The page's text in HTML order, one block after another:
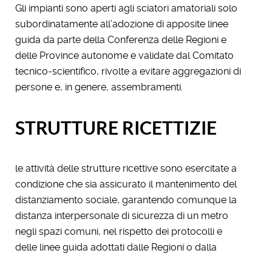
Gli impianti sono aperti agli sciatori amatoriali solo
subordinatamente all’adozione di apposite linee
guida da parte della Conferenza delle Regioni e
delle Province autonome e validate dal Comitato
tecnico-scientifico, rivolte a evitare aggregazioni di
persone e, in genere, assembramenti.
STRUTTURE RICETTIZIE
le attività delle strutture ricettive sono esercitate a
condizione che sia assicurato il mantenimento del
distanziamento sociale, garantendo comunque la
distanza interpersonale di sicurezza di un metro
negli spazi comuni, nel rispetto dei protocolli e
delle linee guida adottati dalle Regioni o dalla